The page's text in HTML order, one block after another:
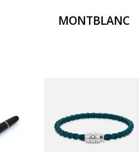
MONTBLANC